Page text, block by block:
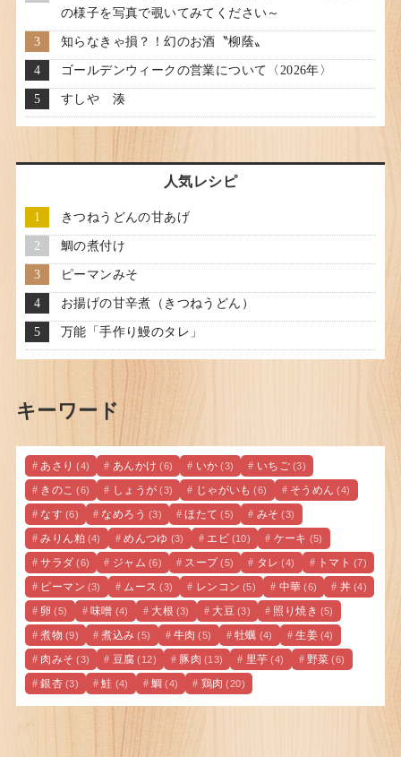
の様子を写真で覗いてみてください～
知らなきゃ損？！幻のお酒〝柳蔭〟
ゴールデンウィークの営業について〈2026年〉
すしや 湊
人気レシピ
きつねうどんの甘あげ
鯛の煮付け
ピーマンみそ
お揚げの甘辛煮（きつねうどん）
万能「手作り鰻のタレ」
キーワード
あさり (4) あんかけ (6) いか (3) いちご (3)
きのこ (6) しょうが (3) じゃがいも (6) そうめん (4)
なす (6) なめろう (3) ほたて (5) みそ (3)
みりん粕 (4) めんつゆ (3) エビ (10) ケーキ (5)
サラダ (6) ジャム (6) スープ (5) タレ (4) トマト (7)
ピーマン (3) ムース (3) レンコン (5) 中華 (6) 丼 (4)
卵 (5) 味噌 (4) 大根 (3) 大豆 (3) 照り焼き (5)
煮物 (9) 煮込み (5) 牛肉 (5) 牡蠣 (4) 生姜 (4)
肉みそ (3) 豆腐 (12) 豚肉 (13) 里芋 (4) 野菜 (6)
銀杏 (3) 鮭 (4) 鯛 (4) 鶏肉 (20)